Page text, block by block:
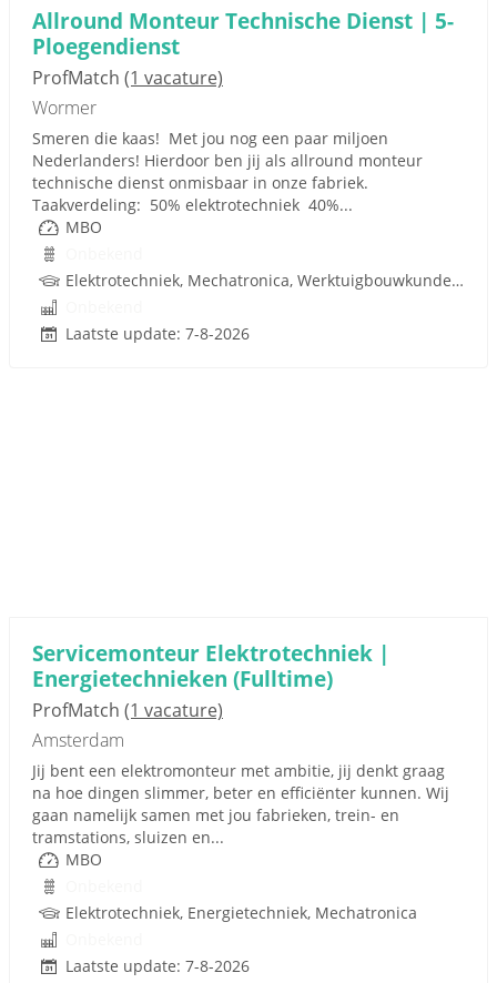
Allround Monteur Technische Dienst | 5-
Ploegendienst
ProfMatch (1 vacature)
Wormer
Smeren die kaas! Met jou nog een paar miljoen
Nederlanders! Hierdoor ben jij als allround monteur
technische dienst onmisbaar in onze fabriek.
Taakverdeling: 50% elektrotechniek 40%...
MBO
Elektrotechniek, Mechatronica, Werktuigbouwkunde, Pneumatiek
Laatste update: 7-8-2026
Servicemonteur Elektrotechniek |
Energietechnieken (Fulltime)
ProfMatch (1 vacature)
Amsterdam
Jij bent een elektromonteur met ambitie, jij denkt graag
na hoe dingen slimmer, beter en efficiënter kunnen. Wij
gaan namelijk samen met jou fabrieken, trein- en
tramstations, sluizen en...
MBO
Elektrotechniek, Energietechniek, Mechatronica
Laatste update: 7-8-2026